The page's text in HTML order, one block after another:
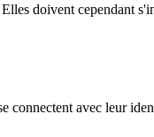
Elles doivent cependant
avec leur